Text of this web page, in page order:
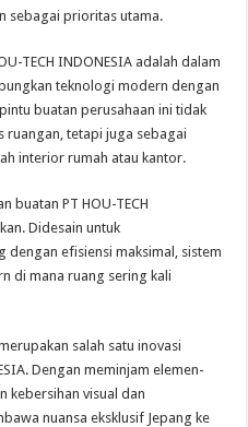
sebagai prioritas utama.
TECH INDONESIA adalah dalam
teknologi modern dengan
buatan perusahaan ini tidak
ruangan, tetapi juga sebagai
interior rumah atau kantor.
buatan PT HOU-TECH
Didesain untuk
dengan efisiensi maksimal, sistem
di mana ruang sering kali
salah satu inovasi
Dengan meminjam elemen-
kebersihan visual dan
nuansa eksklusif Jepang ke